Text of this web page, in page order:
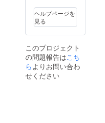
効果に
は個人
差がご
ざいま
をあら
かじめ
ご了承
くださ
い。
ヘルプページを
見る
このプロジェクト
の問題報告はこち
ら よりお問い合わ
せください